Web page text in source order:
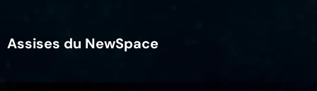
Assises du NewSpace